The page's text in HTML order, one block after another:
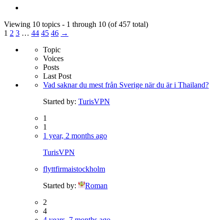
Viewing 10 topics - 1 through 10 (of 457 total)
1 2 3 … 44 45 46 →
Topic
Voices
Posts
Last Post
Vad saknar du mest från Sverige när du är i Thailand?
Started by: TurisVPN
1
1
1 year, 2 months ago
TurisVPN
flyttfirmaistockholm
Started by:
Roman
2
4